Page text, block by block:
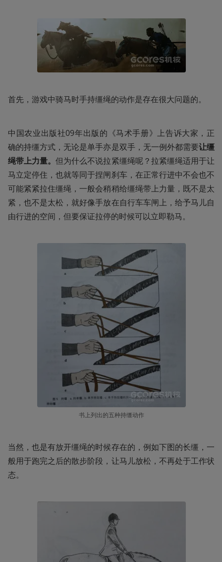
首先，游戏中骑马时手持缰绳的动作是存在很大问题的。
中国农业出版社09年出版的《马术手册》上告诉大家，正
确的持缰方式，无论是单手亦是双手，无一例外都需要让缰
绳带上力量。但为什么不说拉紧缰绳呢？拉紧缰绳适用于让
马立定停住，也就等同于捏闸刹车，在正常行进中不会也不
可能紧紧拉住缰绳，一般会稍稍给缰绳带上力量，既不是太
紧，也不是太松，就好像手放在自行车车闸上，给予马儿自
由行进的空间，但要保证拉停的时候可以立即勒马。
书上列出的五种持缰动作
当然，也是有放开缰绳的时候存在的，例如下图的长缰，一
般用于跑完之后的散步阶段，让马儿放松，不再处于工作状
态。